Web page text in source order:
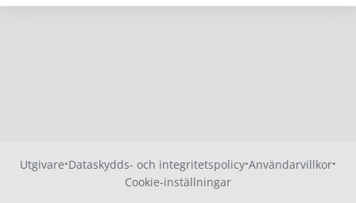
Utgivare·Dataskydds- och integritetspolicy·Användarvillkor·
Cookie-inställningar